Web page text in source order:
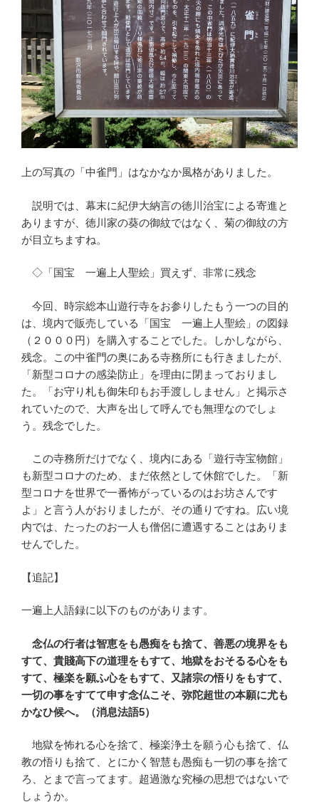
上の写真の「中雀門」はなかなか風格がありました。
説明では、幕末に紀伊大納言の徳川治宝による寄進と
ありますが、徳川家の葵の御紋ではなく、菊の御紋の方
が目立ちますね。
◇「国宝 一遍上人聖絵」買えず、非常に残念
今回、時宗総本山遊行寺をお参りしたもう一つの目的
は、境内で販売している「国宝 一遍上人聖絵」の図録
（２０００円）を購入することでした。しかしながら、
残念。この中雀門の奥にある寺務所にも行きましたが、
「新型コロナの感染防止」を理由に閉まっておりまし
た。「お守り札も御朱印もお手渡ししません」と掲示さ
れていたので、大声を出して呼んでも無理なのでしょ
う。残念でした。
この寺務所だけでなく、境内にある「遊行寺宝物館」
も新型コロナのため、まだ依然として休館でした。「新
型コロナを世界で一番怖がっているのはお坊さんです
よ」と言う人がおりましたが、その通りですね。広い境
内では、たったのお一人も僧侶に遭遇することはありま
せんでした。
【追記】
一遍上人語録に以下のものがあります。
念仏の行者は智恵をも愚痴をも捨て、善悪の境界をも
すて、貴賤高下の道理をもすて、地獄をおそるる心をも
すて、極楽を願ふ心をもすて、又諸宗の悟りをもすて、
一切の事をすてて申す念仏こそ、弥陀超世の本願に尤も
かなひ候へ。（消息法語5）
地獄を怖れる心を捨て、極楽浄土を願う心も捨て、仏
教の悟りも捨て、とにかく智慧も愚痴も一切の事を捨て
ろ、とまで言ってます。超過激な究極の思想ではないで
しょうか。